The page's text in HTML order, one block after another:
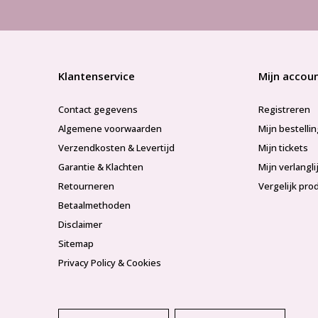
Klantenservice
Contact gegevens
Algemene voorwaarden
Verzendkosten & Levertijd
Garantie & Klachten
Retourneren
Betaalmethoden
Disclaimer
Sitemap
Privacy Policy & Cookies
Mijn
Registreren
Mijn
Mijn tickets
Mijn
Vergelijk